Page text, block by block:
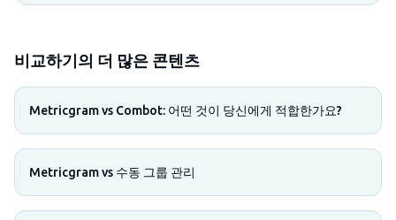
비교하기의 더 많은 콘텐츠
Metricgram vs Combot: 어떤 것이 당신에게 적합한가요?
Metricgram vs 수동 그룹 관리